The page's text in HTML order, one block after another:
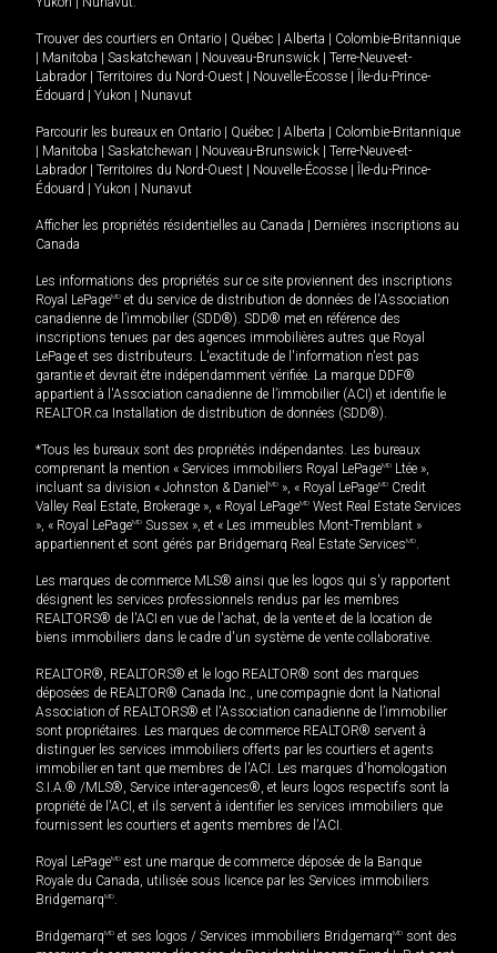
Trouver des courtiers en Ontario Québec Alberta
Colombie-Britannique
Manitoba Saskatchewan Nouveau-Brunswick
Terre-Neuve-et-
Labrador
Territoires du Nord-Ouest Nouvelle-Écosse
Île-du-Prince-
Édouard
Yukon Nunavut
Parcourir les bureaux en Ontario Québec Alberta
Colombie-Britannique
Manitoba Saskatchewan Nouveau-Brunswick
Terre-Neuve-et-
Labrador
Territoires du Nord-Ouest Nouvelle-Écosse
Île-du-Prince-
Édouard
Yukon Nunavut
Afficher les propriétés résidentielles au Canada
Dernières inscriptions au
Canada
Les informations des propriétés sur ce site proviennent des inscriptions
Royal LePageMD et du service de distribution de données de l'Association
canadienne de l’immobilier (SDD®). SDD® met en référence des
inscriptions tenues par des agences immobilières autres que Royal
LePage et ses distributeurs. L'exactitude de l'information n'est pas
garantie et devrait être indépendamment vérifiée. La marque DDF®
appartient à l'Association canadienne de l’immobilier (ACI) et identifie le
REALTOR.ca Installation de distribution de données (SDD®).
*Tous les bureaux sont des propriétés indépendantes. Les bureaux
comprenant la mention « Services immobiliers Royal LePageMD Ltée »,
incluant sa division « Johnston & Daniel MD », « Royal LePageMD Credit
Valley Real Estate, Brokerage », « Royal LePageMD West Real Estate Services
», « Royal LePageMD Sussex », et « Les immeubles Mont-Tremblant »
appartiennent et sont gérés par Bridgemarq Real Estate ServicesMD.
Les marques de commerce MLS® ainsi que les logos qui s'y rapportent
désignent les services professionnels rendus par les membres
REALTORS® de l'ACI en vue de l'achat, de la vente et de la location de
biens immobiliers dans le cadre d'un système de vente collaborative.
REALTOR®, REALTORS® et le logo REALTOR® sont des marques
déposées de REALTOR® Canada Inc., une compagnie dont la National
Association of REALTORS® et l'Association canadienne de l’immobilier
sont propriétaires. Les marques de commerce REALTOR® servent à
distinguer les services immobiliers offerts par les courtiers et agents
immobilier en tant que membres de l'ACI. Les marques d'homologation
S.I.A.® /MLS®, Service inter-agences®, et leurs logos respectifs sont la
propriété de l'ACI, et ils servent à identifier les services immobiliers que
fournissent les courtiers et agents membres de l'ACI.
Royal LePageMD est une marque de commerce déposée de la Banque
Royale du Canada, utilisée sous licence par les Services immobiliers
BridgemarqMD.
BridgemarqMD et ses logos / Services immobiliers BridgemarqMD sont des